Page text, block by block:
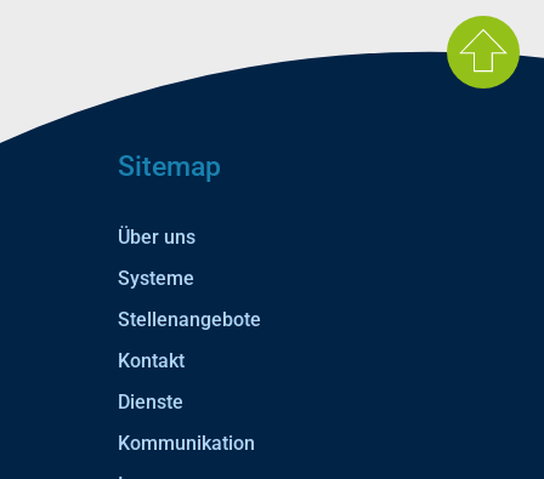
Sitemap
Über uns
Systeme
Stellenangebote
Kontakt
Dienste
Kommunikation